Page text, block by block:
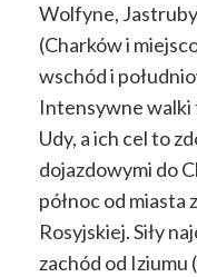
Wolfyne,
(Charków i
wschód i
Intensywne walki
Udy, a ich cel to
dojazdowymi do
północ od
Rosyjskiej. Siły
zachód od